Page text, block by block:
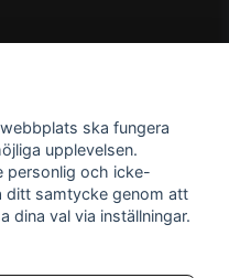
ska fungera
upplevelsen.
personlig och icke-
ditt samtycke genom att
dina val via inställningar.